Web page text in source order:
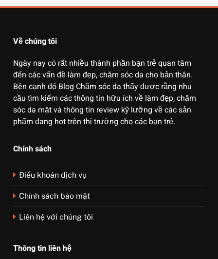
Về chúng tôi
Ngày nay có rất nhiều thành phần bạn trẻ quan tâm
đến các vấn đề làm đẹp, chăm sóc da cho bản thân.
Bên cạnh đó Blog Chăm sóc da thấy được rằng nhu
cầu tìm kiếm các thông tin hữu ích về làm đẹp, chăm
sóc da mặt và thông tin review kỹ lưỡng về các sản
phẩm đang hot trên thị trường cho các bạn trẻ.
Chính sách
Điều khoản dịch vụ
Chính sách bảo mật
Liên hệ với chúng tôi
Thông tin liên hệ